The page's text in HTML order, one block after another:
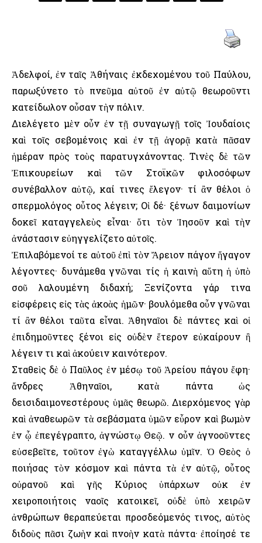
Ἀδελφοί, ἐν ταῖς Ἀθήναις ἐκδεχομένου τοῦ Παύλου,
παρωξύνετο τὸ πνεῦμα αὐτοῦ ἐν αὐτῷ θεωροῦντι
κατείδωλον οὖσαν τὴν πόλιν.
Διελέγετο μὲν οὖν ἐν τῇ συναγωγῇ τοῖς Ἰουδαίοις
καὶ τοῖς σεβομένοις καὶ ἐν τῇ ἀγορᾷ κατὰ πᾶσαν
ἡμέραν πρὸς τοὺς παρατυγχάνοντας. Τινὲς δὲ τῶν
Ἐπικουρείων καὶ τῶν Στοϊκῶν φιλοσόφων
συνέβαλλον αὐτῷ, καί τινες ἔλεγον· τί ἂν θέλοι ὁ
σπερμολόγος οὗτος λέγειν; Οἱ δέ· ξένων δαιμονίων
δοκεῖ καταγγελεὺς εἶναι· ὅτι τὸν Ἰησοῦν καὶ τὴν
ἀνάστασιν εὐηγγελίζετο αὐτοῖς.
Ἐπιλαβόμενοί τε αὐτοῦ ἐπὶ τὸν Ἄρειον πάγον ἤγαγον
λέγοντες· δυνάμεθα γνῶναι τίς ἡ καινὴ αὕτη ἡ ὑπὸ
σοῦ λαλουμένη διδαχή; Ξενίζοντα γάρ τινα
εἰσφέρεις εἰς τὰς ἀκοὰς ἡμῶν· βουλόμεθα οὖν γνῶναι
τί ἂν θέλοι ταῦτα εἶναι. Ἀθηναῖοι δὲ πάντες καὶ οἱ
ἐπιδημοῦντες ξένοι εἰς οὐδὲν ἕτερον εὐκαίρουν ἢ
λέγειν τι καὶ ἀκούειν καινότερον.
Σταθεὶς δὲ ὁ Παῦλος ἐν μέσῳ τοῦ Ἀρείου πάγου ἔφη·
ἄνδρες Ἀθηναῖοι, κατὰ πάντα ὡς
δεισιδαιμονεστέρους ὑμᾶς θεωρῶ. Διερχόμενος γὰρ
καὶ ἀναθεωρῶν τὰ σεβάσματα ὑμῶν εὗρον καὶ βωμὸν
ἐν ᾧ ἐπεγέγραπτο, ἀγνώστῳ Θεῷ. Ὅν οὖν ἀγνοοῦντες
εὐσεβεῖτε, τοῦτον ἐγὼ καταγγέλλω ὑμῖν. Ὁ Θεὸς ὁ
ποιήσας τὸν κόσμον καὶ πάντα τὰ ἐν αὐτῷ, οὗτος
οὐρανοῦ καὶ γῆς Κύριος ὑπάρχων οὐκ ἐν
χειροποιήτοις ναοῖς κατοικεῖ, οὐδὲ ὑπὸ χειρῶν
ἀνθρώπων θεραπεύεται προσδεόμενός τινος, αὐτὸς
διδοὺς πᾶσι ζωὴν καὶ πνοὴν κατὰ πάντα· ἐποίησέ τε